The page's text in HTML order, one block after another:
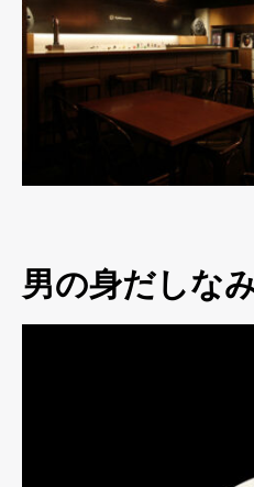
男の身だしな